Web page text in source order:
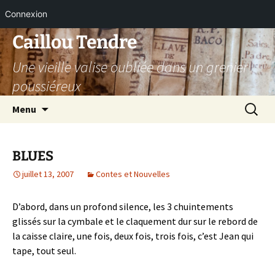
Connexion
Aller
au
contenu
Caillou Tendre
Une vieille valise oubliée dans un grenier
poussiéreux
Menu
BLUES
juillet 13, 2007 Contes et Nouvelles
D’abord, dans un profond silence, les 3 chuintements
glissés sur la cymbale et le claquement dur sur le rebord de
la caisse claire, une fois, deux fois, trois fois, c’est Jean qui
tape, tout seul.